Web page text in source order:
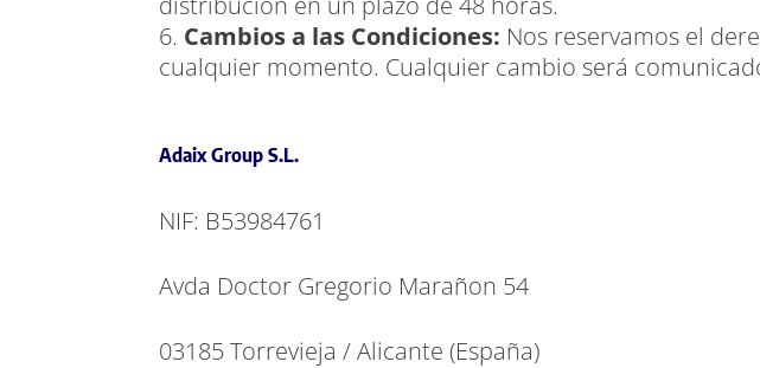
Cambios a las Condiciones: Nos reservamos el
cualquier momento. Cualquier cambio será
Adaix Group S.L.
NIF: B53984761
Avda Doctor Gregorio Marañon 54
03185 Torrevieja / Alicante (España)